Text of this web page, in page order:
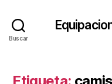
Buscar